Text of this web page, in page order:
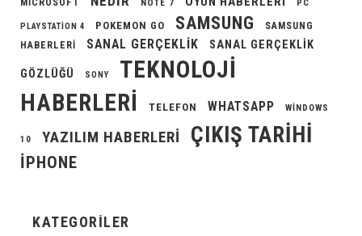
MICROSOFT NOTE 7 PC
PLAYSTATION 4 POKEMON GO SAMSUNG
SAMSUNG
HABERLERI
SANAL GERÇEKLIK SANAL GERÇEKLIK
GÖZLÜĞÜ SONY
TEKNOLOJI
HABERLERI
TELEFON WHATSAPP WINDOWS
10 YAZILIM HABERLERI ÇIKIŞ TARIHI
İPHONE
KATEGORILER